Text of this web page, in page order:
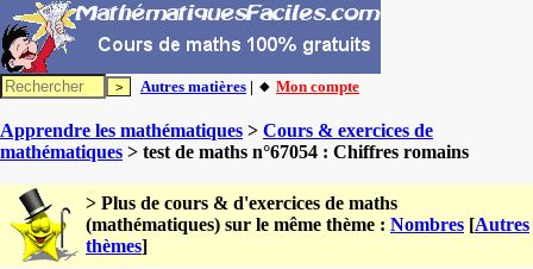
Autres matières | 🔸 Mon compte
Apprendre les mathématiques > Cours & exercices de
mathématiques > test de maths n°67054 : Chiffres romains
> Plus de cours & d'exercices de maths
(mathématiques) sur le même thème : Nombres [Autres
thèmes]